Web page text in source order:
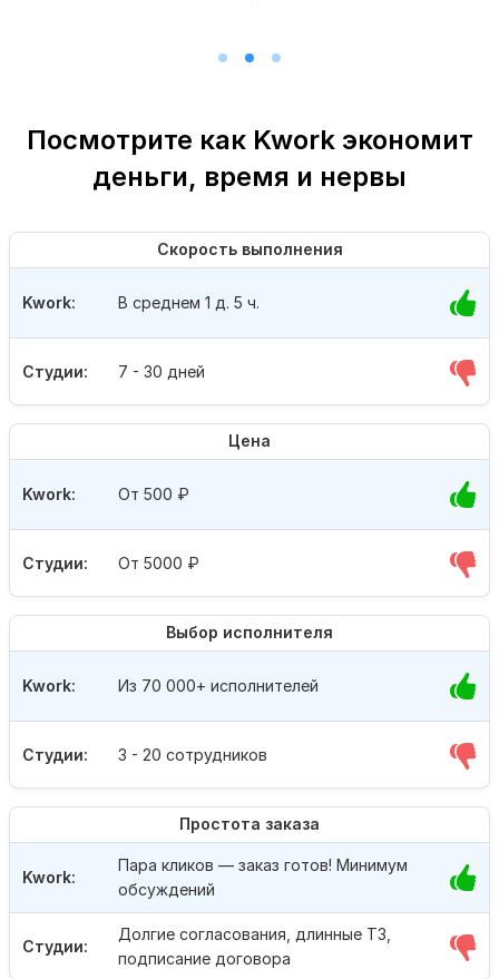
Посмотрите как Kwork экономит
деньги, время и нервы
Скорость выполнения
Студии: 7 - 30 дней
Kwork: В среднем 1 д. 5 ч.
Цена
Студии: От 5000 ₽
Kwork: От 500 ₽
Выбор исполнителя
Студии: 3 - 20 сотрудников
Kwork: Из 70 000+ исполнителей
Простота заказа
Студии:
Долгие согласования, длинные ТЗ,
подписание договора
Kwork:
Пара кликов — заказ готов! Минимум
обсуждений